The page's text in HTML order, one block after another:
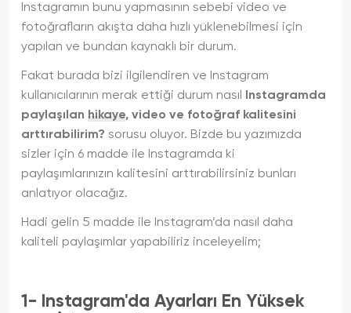
Instagramın bunu yapmasının sebebi video ve
fotoğrafların akışta daha hızlı yüklenebilmesi için
yapılan ve bundan kaynaklı bir durum.
Fakat burada bizi ilgilendiren ve Instagram
kullanıcılarının merak ettiği durum nasıl Instagramda
paylaşılan hikaye, video ve fotoğraf kalitesini
arttırabilirim? sorusu oluyor. Bizde bu yazımızda
sizler için 6 madde ile Instagramda ki
paylaşımlarınızın kalitesini arttırabilirsiniz bunları
anlatıyor olacağız.
Hadi gelin 5 madde ile Instagram’da nasıl daha
kaliteli paylaşımlar yapabiliriz inceleyelim;
1- Instagram'da Ayarları En Yüksek